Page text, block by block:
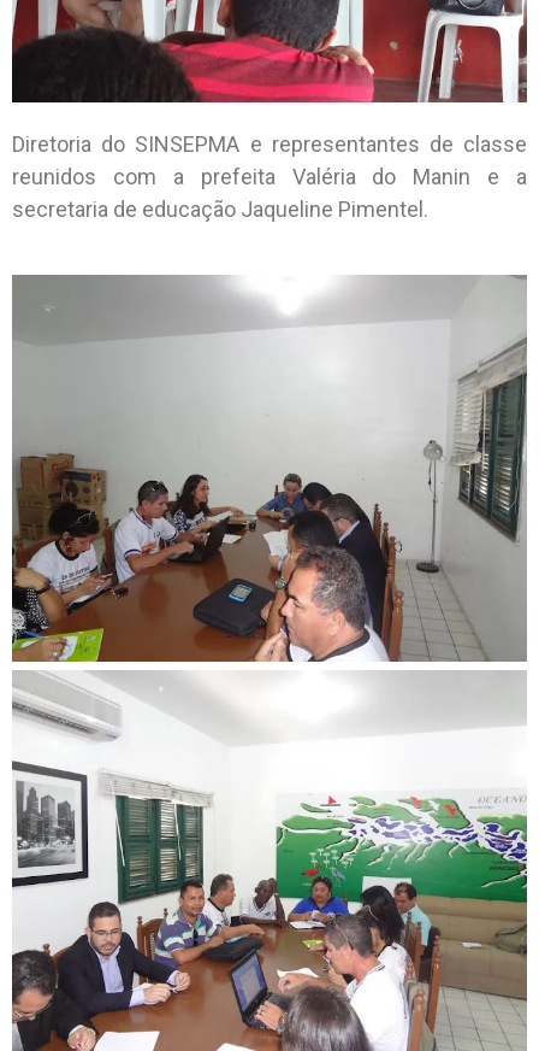
Diretoria do SINSEPMA e representantes de classe
reunidos com a prefeita Valéria do Manin e a
secretaria de educação Jaqueline Pimentel.